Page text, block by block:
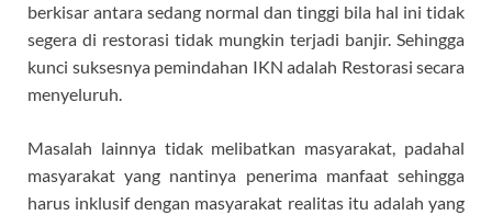
berkisar antara sedang normal dan tinggi bila hal ini tidak
segera di restorasi tidak mungkin terjadi banjir. Sehingga
kunci suksesnya pemindahan IKN adalah Restorasi secara
menyeluruh.
Masalah lainnya tidak melibatkan masyarakat, padahal
masyarakat yang nantinya penerima manfaat sehingga
harus inklusif dengan masyarakat realitas itu adalah yang